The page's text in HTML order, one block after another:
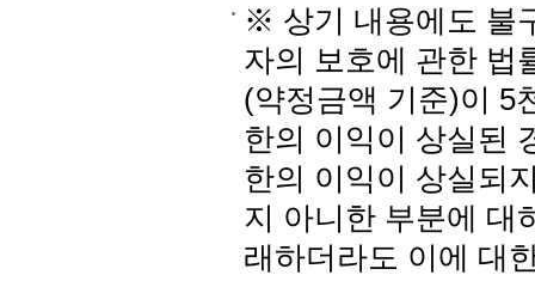
※ 상기 내용에도 불
자의 보호에 관한 법
(약정금액 기준)이 5
한의 이익이 상실된
한의 이익이 상실되
지 아니한 부분에 대
래하더라도 이에 대